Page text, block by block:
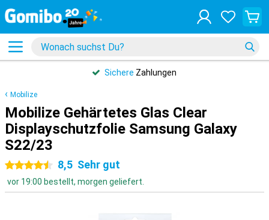
Sichere Zahlungen
Mobilize
Mobilize Gehärtetes Glas Clear
Displayschutzfolie Samsung Galaxy
S22/23
4.5 Sterne
8,5 Sehr gut
vor 19:00 bestellt, morgen geliefert.